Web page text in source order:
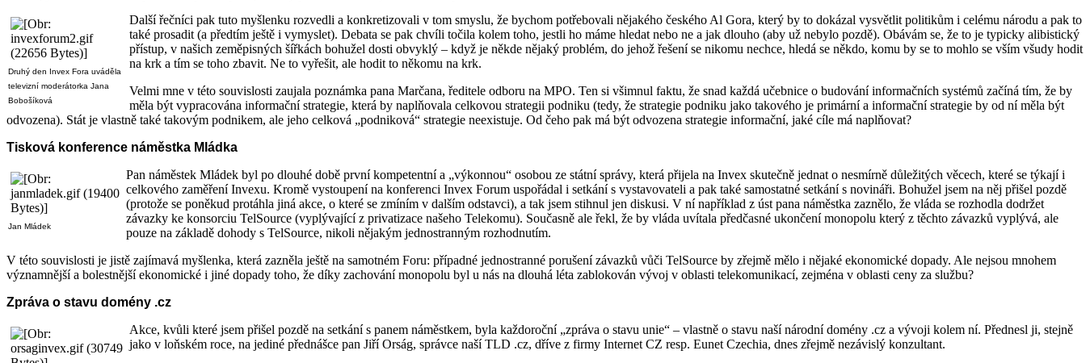
Druhý den Invex Fora uváděla
televizní moderátorka Jana
Bobošíková
Další řečníci pak tuto myšlenku rozvedli a konkretizovali v tom smyslu, že bychom potřebovali nějakého českého Al Gora, který by to dokázal vysvětlit politikům i celému národu a pak to
také prosadit (a předtím ještě i vymyslet). Debata se pak chvíli točila kolem toho, jestli ho máme hledat nebo ne a jak dlouho (aby už nebylo pozdě). Obávám se, že to je typicky alibistický
přístup, v našich zeměpisných šířkách bohužel dosti obvyklý – když je někde nějaký problém, do jehož řešení se nikomu nechce, hledá se někdo, komu by se to mohlo se vším všudy hodit
na krk a tím se toho zbavit. Ne to vyřešit, ale hodit to někomu na krk.
Velmi mne v této souvislosti zaujala poznámka pana Marčana, ředitele odboru na MPO. Ten si všimnul faktu, že snad každá učebnice o budování informačních systémů začíná tím, že by
měla být vypracována informační strategie, která by naplňovala celkovou strategii podniku (tedy, že strategie podniku jako takového je primární a informační strategie by od ní měla být
odvozena). Stát je vlastně také takovým podnikem, ale jeho celková „podniková“ strategie neexistuje. Od čeho pak má být odvozena strategie informační, jaké cíle má naplňovat?
Tisková konference náměstka Mládka
Jan Mládek
Pan náměstek Mládek byl po dlouhé době první kompetentní a „výkonnou“ osobou ze státní správy, která přijela na Invex skutečně jednat o nesmírně důležitých věcech, které se týkají i
celkového zaměření Invexu. Kromě vystoupení na konferenci Invex Forum uspořádal i setkání s vystavovateli a pak také samostatné setkání s novináři. Bohužel jsem na něj přišel pozdě
(protože se poněkud protáhla jiná akce, o které se zmíním v dalším odstavci), a tak jsem stihnul jen diskusi. V ní například z úst pana náměstka zaznělo, že vláda se rozhodla dodržet
závazky ke konsorciu TelSource (vyplývající z privatizace našeho Telekomu). Současně ale řekl, že by vláda uvítala předčasné ukončení monopolu který z těchto závazků vyplývá, ale
pouze na základě dohody s TelSource, nikoli nějakým jednostranným rozhodnutím.
V této souvislosti je jistě zajímavá myšlenka, která zazněla ještě na samotném Foru: případné jednostranné porušení závazků vůči TelSource by zřejmě mělo i nějaké ekonomické dopady. Ale nejsou mnohem
významnější a bolestnější ekonomické i jiné dopady toho, že díky zachování monopolu byl u nás na dlouhá léta zablokován vývoj v oblasti telekomunikací, zejména v oblasti ceny za službu?
Zpráva o stavu domény .cz
Akce, kvůli které jsem přišel pozdě na setkání s panem náměstkem, byla každoroční „zpráva o stavu unie“ – vlastně o stavu naší národní domény .cz a vývoji kolem ní. Přednesl ji, stejně
jako v loňském roce, na jediné přednášce pan Jiří Orság, správce naší TLD .cz, dříve z firmy Internet CZ resp. Eunet Czechia, dnes zřejmě nezávislý konzultant.